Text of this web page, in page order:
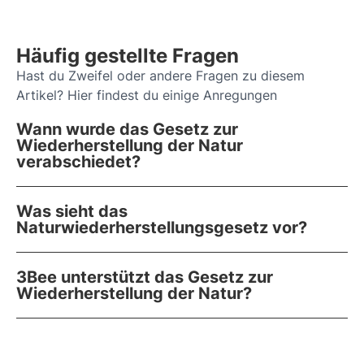
Häufig gestellte Fragen
Hast du Zweifel oder andere Fragen zu diesem
Artikel? Hier findest du einige Anregungen
Wann wurde das Gesetz zur
Wiederherstellung der Natur
verabschiedet?
Was sieht das
Naturwiederherstellungsgesetz vor?
3Bee unterstützt das Gesetz zur
Wiederherstellung der Natur?